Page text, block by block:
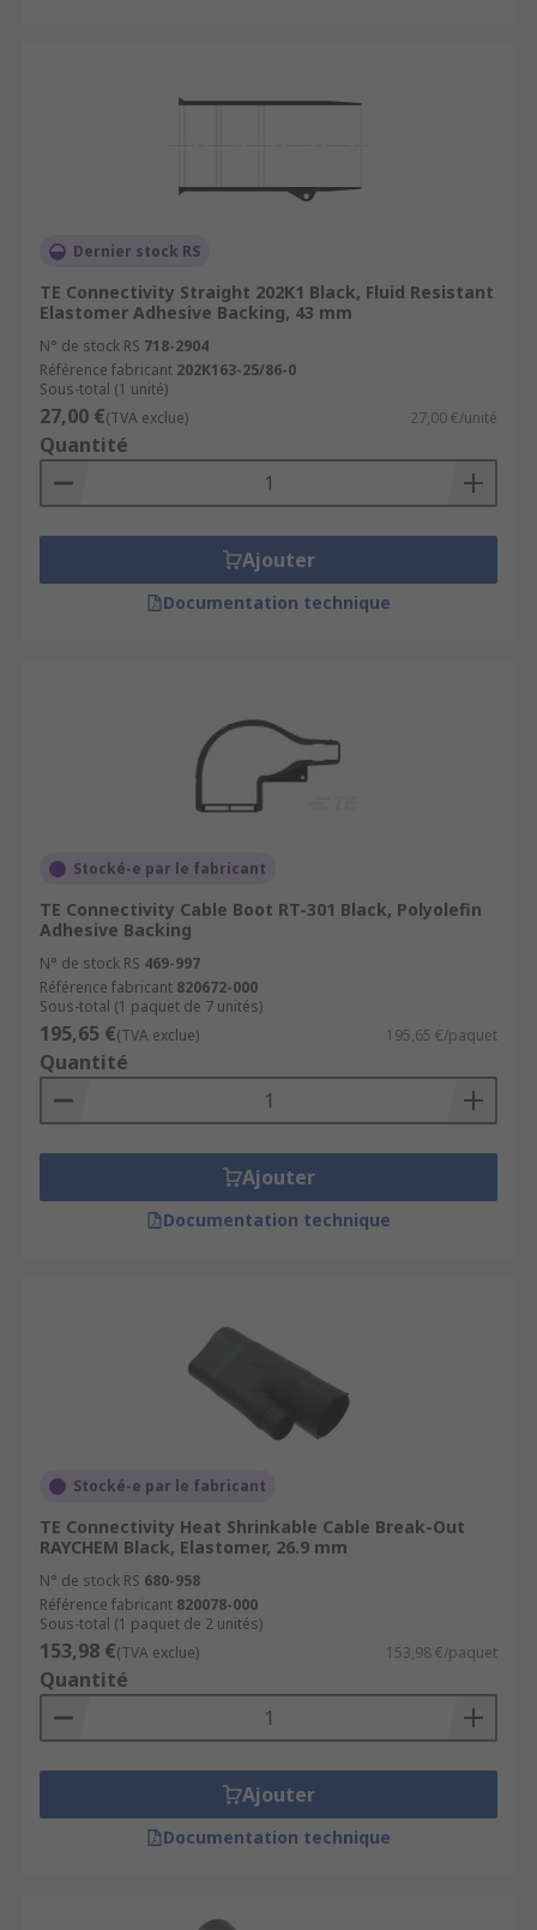
Dernier stock RS
TE Connectivity Straight 202K1 Black, Fluid Resistant
Elastomer Adhesive Backing, 43 mm
N° de stock RS 718-2904
Référence fabricant 202K163-25/86-0
Sous-total (1 unité)
27,00 €(TVA exclue) 27,00 €/unité
Quantité
Ajouter
Documentation technique
Stocké-e par le fabricant
TE Connectivity Cable Boot RT-301 Black, Polyolefin
Adhesive Backing
N° de stock RS 469-997
Référence fabricant 820672-000
Sous-total (1 paquet de 7 unités)
195,65 €(TVA exclue) 195,65 €/paquet
Quantité
Ajouter
Documentation technique
Stocké-e par le fabricant
TE Connectivity Heat Shrinkable Cable Break-Out
RAYCHEM Black, Elastomer, 26.9 mm
N° de stock RS 680-958
Référence fabricant 820078-000
Sous-total (1 paquet de 2 unités)
153,98 €(TVA exclue) 153,98 €/paquet
Quantité
Ajouter
Documentation technique